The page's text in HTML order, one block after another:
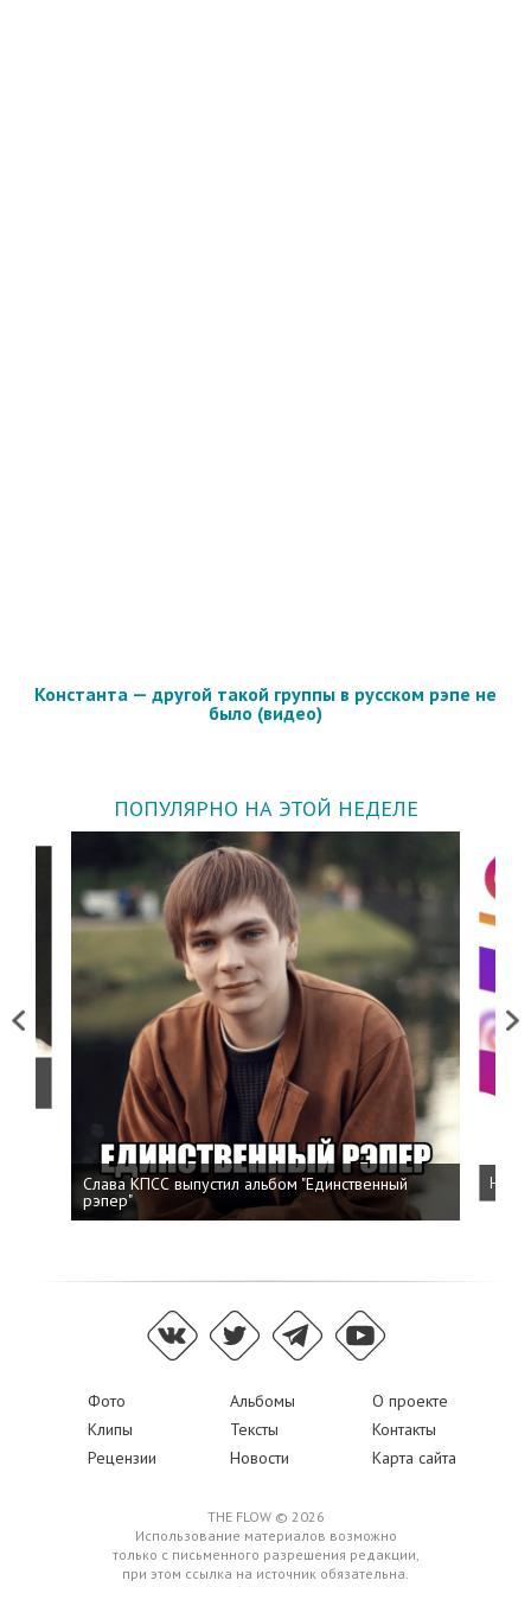
Константа — другой такой группы в русском рэпе не
было (видео)
ПОПУЛЯРНО НА ЭТОЙ НЕДЕЛЕ
Previous
Слава КПСС выпустил альбом "Единственный
рэпер"
Next
Фото Альбомы
О проекте
Клипы
Тексты
Контакты
Рецензии
Новости Карта сайта
THE FLOW © 2026
Использование материалов возможно
только с письменного разрешения редакции,
при этом ссылка на источник обязательна.